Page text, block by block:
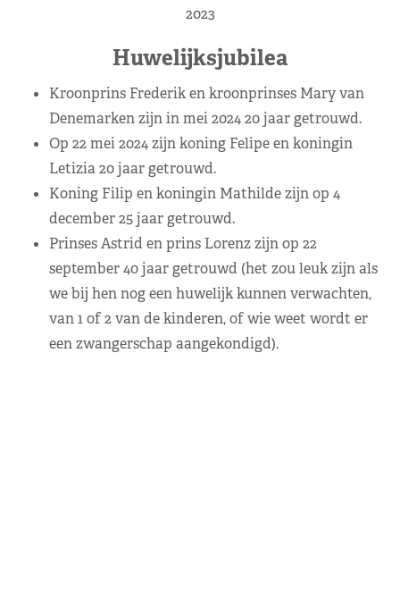
2023
Huwelijksjubilea
Kroonprins Frederik en kroonprinses Mary van
Denemarken zijn in mei 2024 20 jaar getrouwd.
Op 22 mei 2024 zijn koning Felipe en koningin
Letizia 20 jaar getrouwd.
Koning Filip en koningin Mathilde zijn op 4
december 25 jaar getrouwd.
Prinses Astrid en prins Lorenz zijn op 22
september 40 jaar getrouwd (het zou leuk zijn als
we bij hen nog een huwelijk kunnen verwachten,
van 1 of 2 van de kinderen, of wie weet wordt er
een zwangerschap aangekondigd).